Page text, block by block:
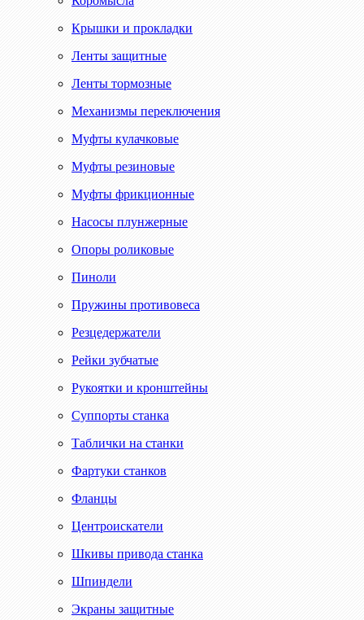
Крышки и прокладки
Ленты защитные
Ленты тормозные
Механизмы переключения
Муфты кулачковые
Муфты резиновые
Муфты фрикционные
Насосы плунжерные
Опоры роликовые
Пиноли
Пружины противовеса
Резцедержатели
Рейки зубчатые
Рукоятки и кронштейны
Суппорты станка
Таблички на станки
Фартуки станков
Фланцы
Центроискатели
Шкивы привода станка
Шпиндели
Экраны защитные